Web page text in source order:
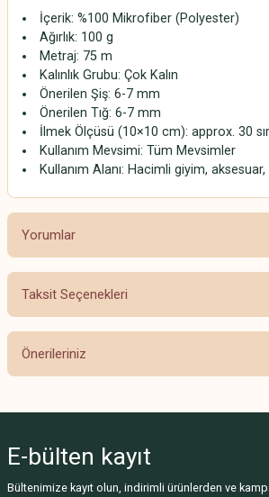
İçerik: %100 Mikrofiber (Polyester)
Ağırlık: 100 g
Metraj: 75 m
Kalınlık Grubu: Çok Kalın
Önerilen Şiş: 6-7 mm
Önerilen Tığ: 6-7 mm
İlmek Ölçüsü (10×10 cm): approx. 30
Kullanım Mevsimi: Tüm Mevsimler
Kullanım Alanı: Hacimli giyim,
Yorumlar
Bu ürüne ilk yorumu siz
Taksit Seçenekleri
Önerileriniz
Görüş ve önerileriniz için teşekkür ederiz.
E-bülten kayıt
Bültenimize kayıt olun, indirimli ürünlerden ve